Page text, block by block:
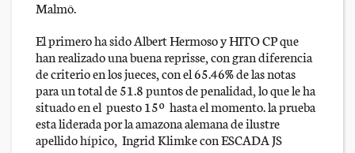
Malmö.
El primero ha sido Albert Hermoso y HITO CP que
han realizado una buena reprisse, con gran diferencia
de criterio en los jueces, con el 65.46% de las notas
para un total de 51.8 puntos de penalidad, lo que le ha
situado en el puesto 15º hasta el momento. la prueba
esta liderada por la amazona alemana de ilustre
apellido hípico, Ingrid Klimke con ESCADA JS